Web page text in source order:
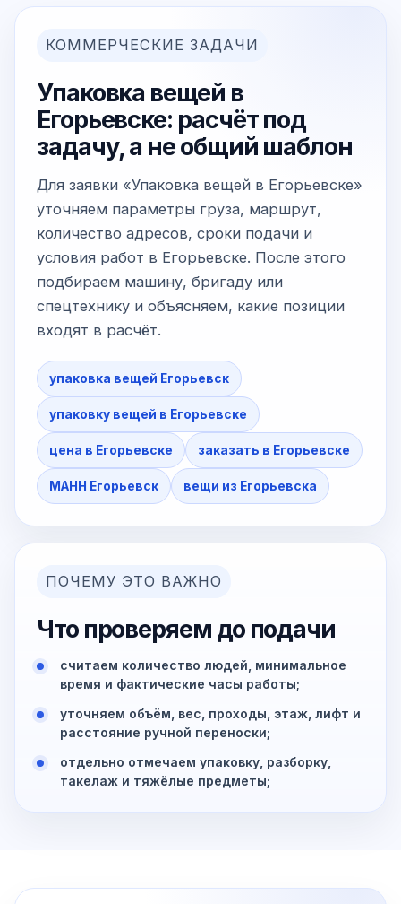
КОММЕРЧЕСКИЕ ЗАДАЧИ
Упаковка вещей в
Егорьевске: расчёт под
задачу, а не общий шаблон
Для заявки «Упаковка вещей в Егорьевске»
уточняем параметры груза, маршрут,
количество адресов, сроки подачи и
условия работ в Егорьевске. После этого
подбираем машину, бригаду или
спецтехнику и объясняем, какие позиции
входят в расчёт.
упаковка вещей Егорьевск
упаковку вещей в Егорьевске
цена в Егорьевске заказать в Егорьевске
МАНН Егорьевск вещи из Егорьевска
ПОЧЕМУ ЭТО ВАЖНО
Что проверяем до подачи
считаем количество людей, минимальное
время и фактические часы работы;
уточняем объём, вес, проходы, этаж, лифт и
расстояние ручной переноски;
отдельно отмечаем упаковку, разборку,
такелаж и тяжёлые предметы;